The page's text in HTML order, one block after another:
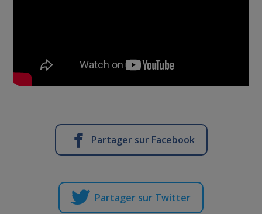
Partager sur Facebook
Partager sur Twitter